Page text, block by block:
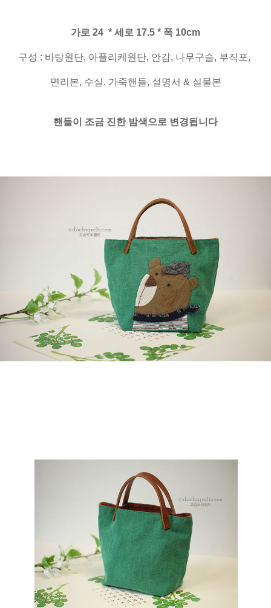
가로 24 * 세로 17.5 * 폭 10cm
구성 : 바탕원단, 아플리케원단, 안감, 나무구슬, 부직포,
면리본, 수실, 가죽핸들, 설명서 & 실물본
핸들이 조금 진한 밤색으로 변경됩니다